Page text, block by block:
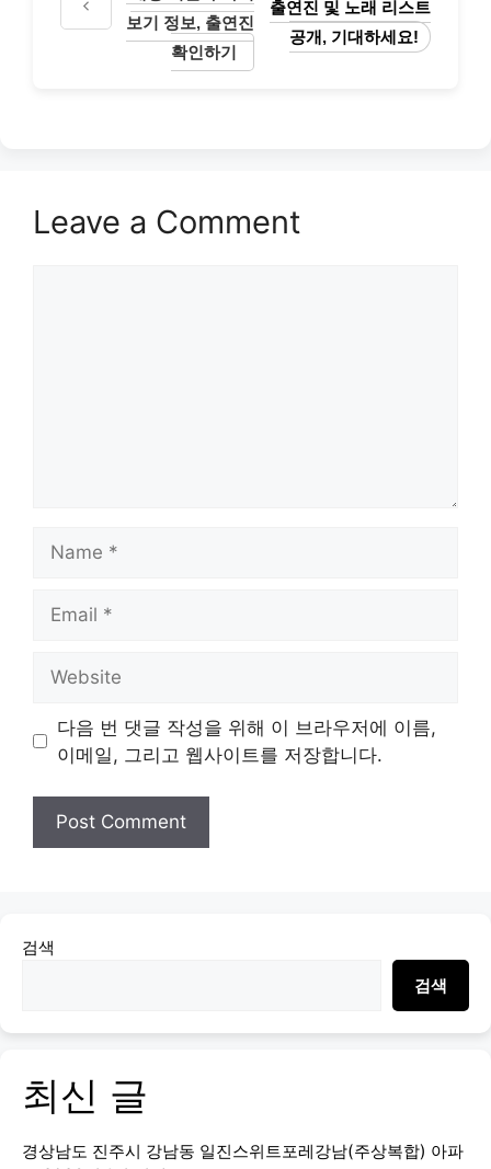
보기 정보, 출연진
확인하기
출연진 및 노래 리스트
공개, 기대하세요!
Leave a Comment
다음 번 댓글 작성을 위해 이 브라우저에 이름,
이메일, 그리고 웹사이트를 저장합니다.
검색
검색
최신 글
경상남도 진주시 강남동 일진스위트포레강남(주상복합) 아파